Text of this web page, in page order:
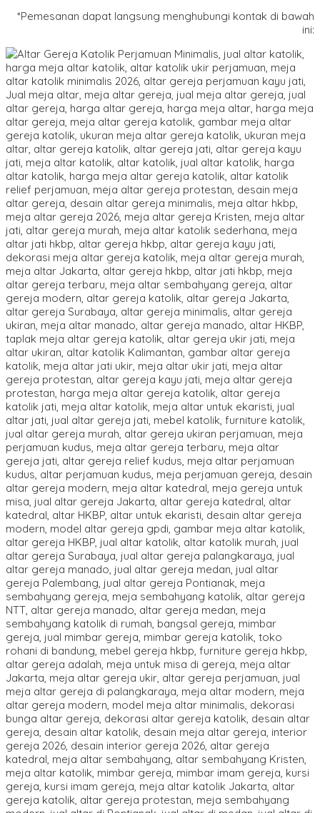
*Pemesanan dapat langsung menghubungi kontak di bawah
ini: